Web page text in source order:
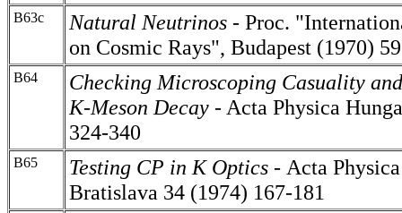
B63c Natural Neutrinos - Proc.
on Cosmic Rays", Budapest (1970)
B64
Checking Microscoping Casuality
K-Meson Decay - Acta Physica
324-340
B65 Testing CP in K Optics - Acta
Bratislava 34 (1974) 167-181